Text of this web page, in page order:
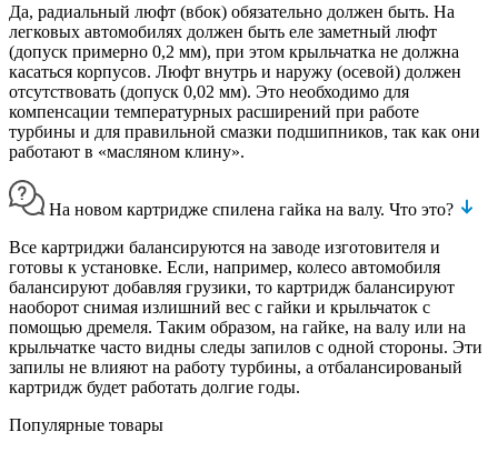
Да, радиальный люфт (вбок) обязательно должен быть. На
легковых автомобилях должен быть еле заметный люфт
(допуск примерно 0,2 мм), при этом крыльчатка не должна
касаться корпусов. Люфт внутрь и наружу (осевой) должен
отсутствовать (допуск 0,02 мм). Это необходимо для
компенсации температурных расширений при работе
турбины и для правильной смазки подшипников, так как они
работают в «масляном клину».
На новом картридже спилена гайка на валу. Что это?
Все картриджи балансируются на заводе изготовителя и
готовы к установке. Если, например, колесо автомобиля
балансируют добавляя грузики, то картридж балансируют
наоборот снимая излишний вес с гайки и крыльчаток с
помощью дремеля. Таким образом, на гайке, на валу или на
крыльчатке часто видны следы запилов с одной стороны. Эти
запилы не влияют на работу турбины, а отбалансированый
картридж будет работать долгие годы.
Популярные товары